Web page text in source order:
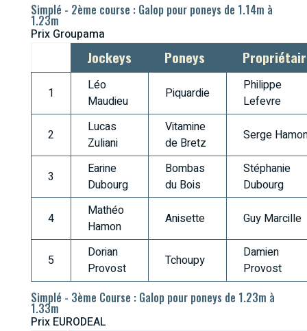
Simplé - 2ème course : Galop pour poneys de 1.14m à
1.23m
Prix Groupama
Jockeys Poneys
1
Léo
Maudieu
Piquardie
Philippe
Lefevre
2
Lucas
Zuliani
Vitamine
de Bretz
Serge
3
Earine
Dubourg
Bombas
du Bois
Stéphanie
Dubourg
4
Mathéo
Hamon
Anisette Guy Marcille
5
Dorian
Provost
Tchoupy
Damien
Provost
Simplé - 3ème Course : Galop pour poneys de 1.23m à
1.33m
Prix EURODEAL